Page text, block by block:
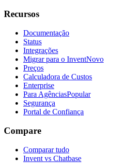
Recursos
Documentação
Status
Integrações
Migrar para o InventNovo
Preços
Calculadora de Custos
Enterprise
Para AgênciasPopular
Segurança
Portal de Confiança
Compare
Comparar tudo
Invent vs Chatbase